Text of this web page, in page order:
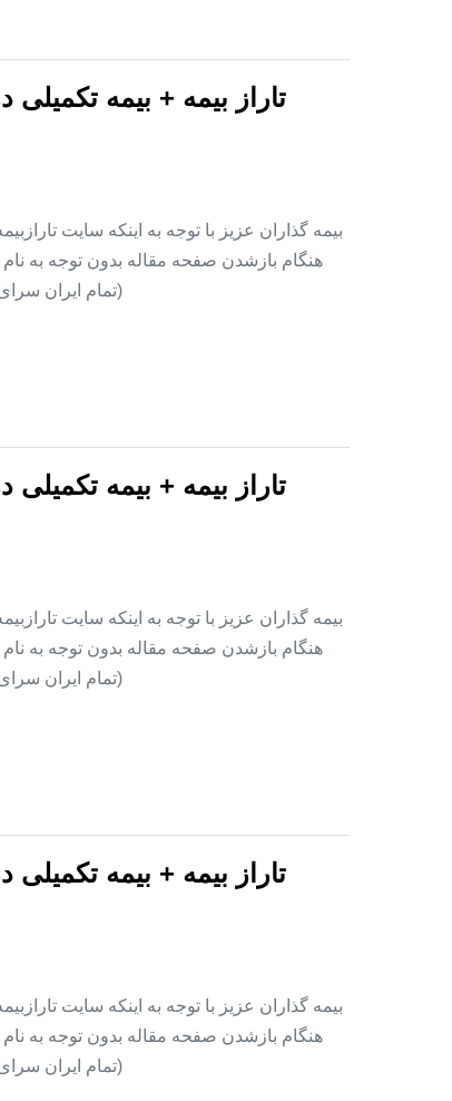
تاراز بیمه + بیمه
بیمه گذاران عزیز با توجه به اینکه سایت
هنگام بازشدن صفحه مقاله بدون توجه به نام
(تمام ایران
تاراز بیمه + بیمه
بیمه گذاران عزیز با توجه به اینکه سایت
هنگام بازشدن صفحه مقاله بدون توجه به نام
(تمام ایران
تاراز بیمه + بیمه
بیمه گذاران عزیز با توجه به اینکه سایت
هنگام بازشدن صفحه مقاله بدون توجه به نام
(تمام ایران